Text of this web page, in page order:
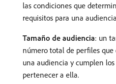
las condiciones que
requisitos para una
Tamaño de audiencia: un
número total de perfiles
una audiencia y cumplen
pertenecer a ella.